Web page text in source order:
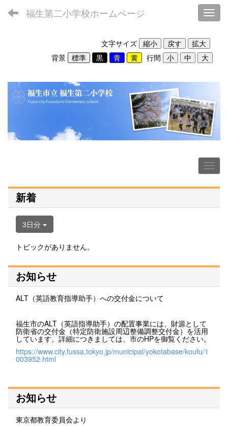
福生第二小学校ホームページ
文字サイズ
背景
行間
新着
3日分
トピックがありません。
お知らせ
ALT（英語教育指導助手）への交付金について
福生市のALT（英語指導助手）の配置事業には、財源として
防衛省の交付金（特定防衛施設周辺整備調整交付金）を活用
しています。詳細につきましては、市のHPを御覧ください。
https://www.city.fussa.tokyo.jp/municipal/yokotabase/koufu/1
003952.html
お知らせ
東京都教育委員会より